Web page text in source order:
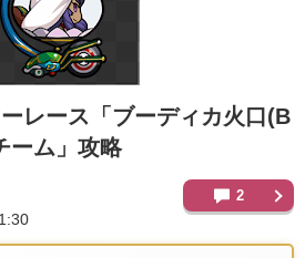
レース「ブーディカ火口(B
ーム」攻略
2